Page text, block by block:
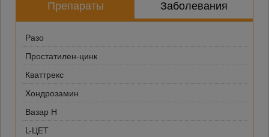
Препараты Заболевания
Разо
Простатилен-цинк
Кваттрекс
Хондрозамин
Вазар Н
L-ЦЕТ